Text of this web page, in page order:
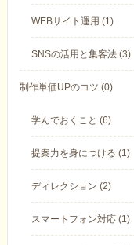
WEBサイト運用 (1)
SNSの活用と集客法 (3)
制作単価UPのコツ (0)
学んでおくこと (6)
提案力を身につける (1)
ディレクション (2)
スマートフォン対応 (1)